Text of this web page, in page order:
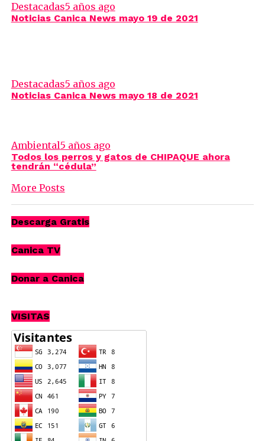
Destacadas5 años ago
Noticias Canica News mayo 19 de 2021
Destacadas5 años ago
Noticias Canica News mayo 18 de 2021
Ambiental5 años ago
Todos los perros y gatos de CHIPAQUE ahora
tendrán “cédula”
More Posts
Descarga Gratis
Canica TV
Donar a Canica
VISITAS